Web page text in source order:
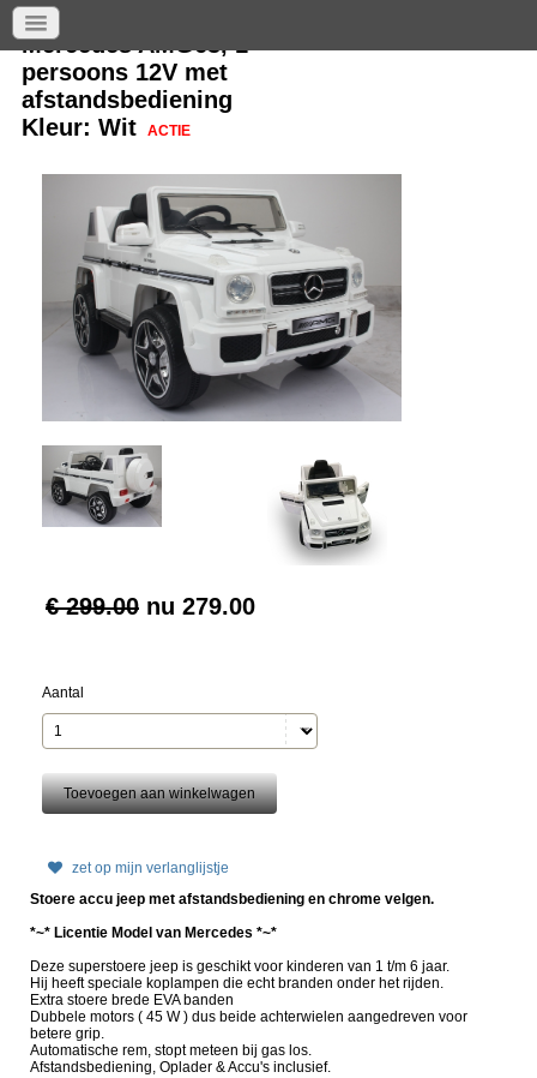
Mercedes AMG63, 1
persoons 12V met
afstandsbediening
Kleur: Wit
ACTIE
€ 299.00 nu 279.00
Aantal
zet op mijn verlanglijstje
Stoere accu jeep met afstandsbediening en chrome velgen.
*~* Licentie Model van Mercedes *~*
Deze superstoere jeep is geschikt voor kinderen van 1 t/m 6 jaar.
Hij heeft speciale koplampen die echt branden onder het rijden.
Extra stoere brede EVA banden
Dubbele motors ( 45 W ) dus beide achterwielen aangedreven voor
betere grip.
Automatische rem, stopt meteen bij gas los.
Afstandsbediening, Oplader & Accu's inclusief.